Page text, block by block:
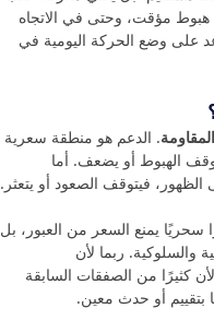
هبوط مؤقت، وحتى في الاتجاه
على وضع الحركة اليومية في
. الدعم هو منطقة سعرية
الهبوط أو يضعف. أما
الظهور، فيتوقف الصعود أو يتعثر.
سحريًا يمنع السعر من العبور، بل
والسلوكية. ربما لأن
كثيرًا من الصفقات السابقة
بتقييم أو حدث معين.